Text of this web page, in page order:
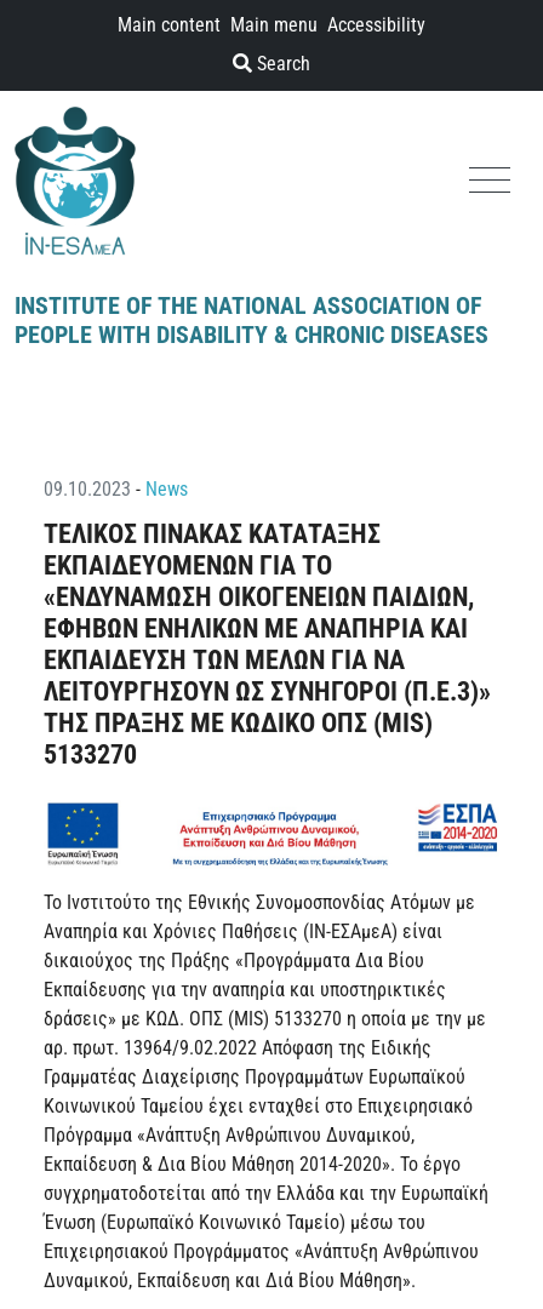
Main content Main menu Accessibility
Search
INSTITUTE OF THE NATIONAL ASSOCIATION OF
PEOPLE WITH DISABILITY & CHRONIC DISEASES
09.10.2023 - News
ΤΕΛΙΚΟΣ ΠΙΝΑΚΑΣ ΚΑΤΑΤΑΞΗΣ
ΕΚΠΑΙΔΕΥΟΜΕΝΩΝ ΓΙΑ ΤΟ
«ΕΝΔΥΝΑΜΩΣΗ ΟΙΚΟΓΕΝΕΙΩΝ ΠΑΙΔΙΩΝ,
ΕΦΗΒΩΝ ΕΝΗΛΙΚΩΝ ΜΕ ΑΝΑΠΗΡΙΑ ΚΑΙ
ΕΚΠΑΙΔΕΥΣΗ ΤΩΝ ΜΕΛΩΝ ΓΙΑ ΝΑ
ΛΕΙΤΟΥΡΓΗΣΟΥΝ ΩΣ ΣΥΝΗΓΟΡΟΙ (Π.Ε.3)»
ΤΗΣ ΠΡΑΞΗΣ ΜΕ ΚΩΔΙΚΟ ΟΠΣ (MIS)
5133270
Το Ινστιτούτο της Εθνικής Συνομοσπονδίας Ατόμων με
Αναπηρία και Χρόνιες Παθήσεις (ΙΝ-ΕΣΑμεΑ) είναι
δικαιούχος της Πράξης «Προγράμματα Δια Βίου
Εκπαίδευσης για την αναπηρία και υποστηρικτικές
δράσεις» με ΚΩΔ. ΟΠΣ (MIS) 5133270 η οποία με την με
αρ. πρωτ. 13964/9.02.2022 Απόφαση της Ειδικής
Γραμματέας Διαχείρισης Προγραμμάτων Ευρωπαϊκού
Κοινωνικού Ταμείου έχει ενταχθεί στο Επιχειρησιακό
Πρόγραμμα «Ανάπτυξη Ανθρώπινου Δυναμικού,
Εκπαίδευση & Δια Βίου Μάθηση 2014-2020». Το έργο
συγχρηματοδοτείται από την Ελλάδα και την Ευρωπαϊκή
Ένωση (Ευρωπαϊκό Κοινωνικό Ταμείο) μέσω του
Επιχειρησιακού Προγράμματος «Ανάπτυξη Ανθρώπινου
Δυναμικού, Εκπαίδευση και Διά Βίου Μάθηση».